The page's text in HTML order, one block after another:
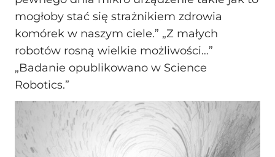
mogłoby stać się strażnikiem zdrowia
komórek w naszym ciele.” „Z małych
robotów rosną wielkie możliwości…”
„Badanie opublikowano w Science
Robotics.”